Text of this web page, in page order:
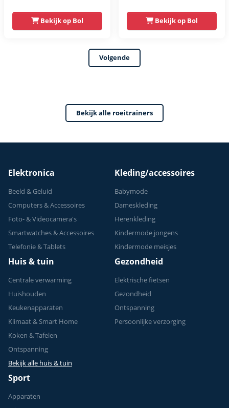
Krachttraining
Roeimachine, LCD-
thuistraining, 150
Lichaamstraining
Bekijk op Bol
Geluidsstil -
Magnetische
Roeitrainer Fitness
- Rowing Machine
- LCD Monitor -
Roeitrainers
Bekijk op Bol
Volgende
Bekijk alle roeitrainers
Elektronica
Beeld & Geluid
Computers & Accessoires
Foto- & Videocamera's
Smartwatches & Accessoires
Telefonie & Tablets
Kleding/accessoires
Babymode
Dameskleding
Herenkleding
Kindermode jongens
Kindermode meisjes
Huis & tuin
Centrale verwarming
Huishouden
Keukenapparaten
Klimaat & Smart Home
Koken & Tafelen
Ontspanning
Bekijk alle huis & tuin
Gezondheid
Elektrische fietsen
Gezondheid
Ontspanning
Persoonlijke verzorging
Sport
Apparaten